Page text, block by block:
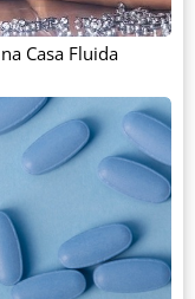
Casa Fluida